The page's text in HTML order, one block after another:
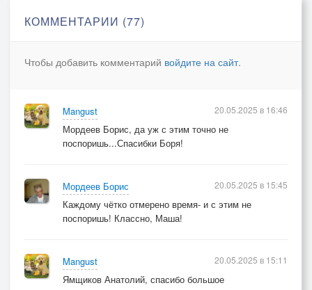
Там где не вместе, но неразлучны мы врозь
Где расстояние на вздох хотя внешне стена
И двое танцевали над пропастью во ржи
вновь умирали и рождались снова
И вопреки пророчествам во лжи
КОММЕНТАРИИ (77)
Чтобы добавить комментарий войдите на сайт.
Mangust
Мордеев Борис, да уж с этим точно не
поспоришь...Спасибки Боря!
20.05.2025 в 16:46
Мордеев Борис
Каждому чётко отмерено время- и с этим не
поспоришь! Классно, Маша!
20.05.2025 в 15:45
Mangust
Ямщиков Анатолий, спасибо большое
20.05.2025 в 15:11